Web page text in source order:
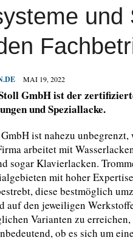
WIE UNTERNEHMEN IM ALLTAG
und
MAI 19, 2022
GmbH ist der
und Speziallacke.
ist nahezu unbegrenzt,
arbeitet mit
sogar Klavierlacken.
mit hoher
diese bestmöglich
auf den jeweiligen
Varianten zu
ob es sich um